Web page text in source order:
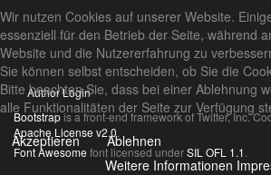
Author Login
Bootstrapis a front-end framework of Twitter, Inc.
Apache License v2.0
Font Awesome font licensed underSIL OFL 1.1
Wir nutzen Cookies auf unserer Website.
essenziell für den Betrieb der Seite, während
Website und die Nutzererfahrung zu
Sie können selbst entscheiden, ob Sie die
Bitte beachten Sie, dass bei einer Ablehnung
alle Funktionalitäten der Seite zur Verfügung
Akzeptieren
Ablehnen
Weitere Informationen